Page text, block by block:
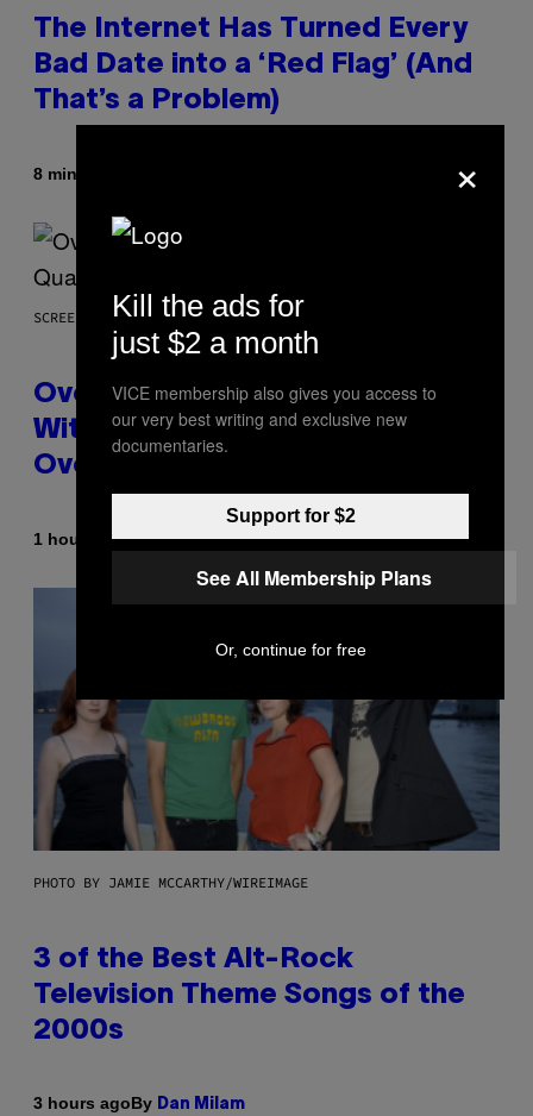
The Internet Has Turned Every
Bad Date into a ‘Red Flag’ (And
That’s a Problem)
8 minutes ago
SCREENSHOT: BLIZZARD
Overwatch Rebrand Pays Off
With Its Best Quarter Since
Overwatch 2 Launched
1 hour agoByBrent Koepp
PHOTO BY JAMIE MCCARTHY/WIREIMAGE
3 of the Best Alt-Rock
Television Theme Songs of the
2000s
3 hours agoBy Dan Milam
×
Kill the ads for
just $2 a month
VICE membership also gives you access to
our very best writing and exclusive new
documentaries.
Support for $2
See All Membership Plans
Or, continue for free